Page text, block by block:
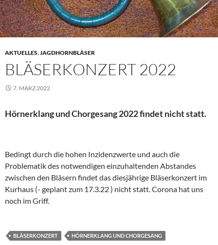
AKTUELLES,JAGDHORNBLÄSER
BLÄSERKONZERT 2022
7. MÄRZ 2022
Hörnerklang und Chorgesang 2022 findet nicht statt.
Bedingt durch die hohen Inzidenzwerte und auch die
Problematik des notwendigen einzuhaltenden Abstandes
zwischen den Bläsern findet das diesjährige Bläserkonzert im
Kurhaus (- geplant zum 17.3.22 ) nicht statt. Corona hat uns
noch im Griff.
BLÄSERKONZERT HÖRNERKLANG UND CHORGESANG